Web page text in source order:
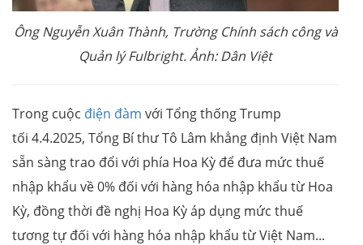
Ông Nguyễn Xuân Thành, Trường Chính sách công và
Quản lý Fulbright. Ảnh: Dân Việt
Trong cuộc điện đàm với Tổng thống Trump
tối 4.4.2025, Tổng Bí thư Tô Lâm khẳng định Việt Nam
sẵn sàng trao đổi với phía Hoa Kỳ để đưa mức thuế
nhập khẩu về 0% đối với hàng hóa nhập khẩu từ Hoa
Kỳ, đồng thời đề nghị Hoa Kỳ áp dụng mức thuế
tương tự đối với hàng hóa nhập khẩu từ Việt Nam...